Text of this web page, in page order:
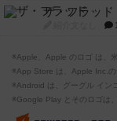
ザ・フラッド
※Apple、Apple のロゴ は、
※App Store は、Apple Inc.の
※Android は、グーグル イン
※Google Play とそのロゴは